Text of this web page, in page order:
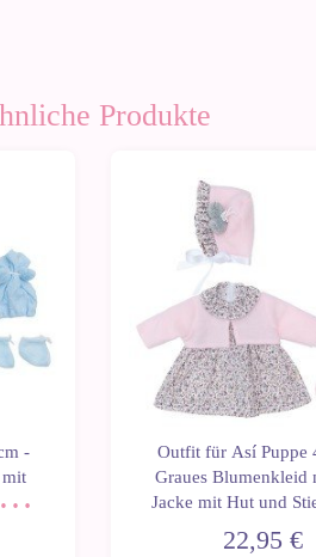
Produkte
-
Outfit für Así Puppe
Graues Blumenkleid
Jacke mit Hut und
22,95 €